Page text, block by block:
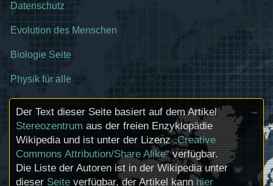
Datenschutz
Evolution des Menschen
Biologie Seite
Physik für alle
Der Text dieser Seite basiert auf dem Artikel
Stereozentrum aus der freien Enzyklopädie
Wikipedia und ist unter der Lizenz„Creative
Commons Attribution/Share Alike“verfügbar.
Die Liste der Autoren ist in der Wikipedia unter
dieser Seite verfügbar, der Artikel kannhier